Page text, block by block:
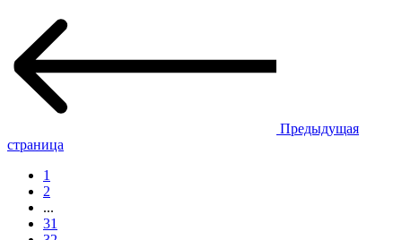
Предыдущая
страница
1
2
...
31